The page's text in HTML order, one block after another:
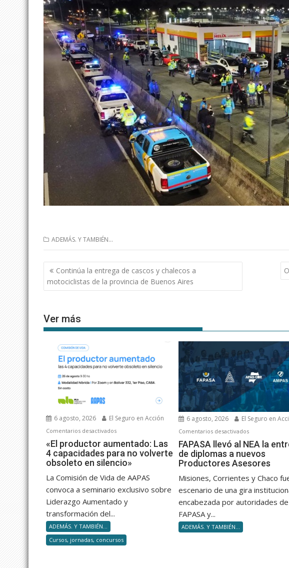
ADEMÁS. Y TAMBIÉN...
Navegación
de
entradas
Continúa la entrega de cascos y chalecos a
motociclistas de la provincia de Buenos Aires
Ver más
6 agosto, 2026 El Seguro en Acción
Comentarios desactivadosen
«El
productor
aumentado:
Las
para
obsoleto
«El productor aumentado: Las
4 capacidades para no volverte
obsoleto en silencio»
La Comisión de Vida de AAPAS
convoca a seminario exclusivo sobre
Liderazgo Aumentado y
transformación del...
ADEMÁS. Y TAMBIÉN...
Cursos, jornadas, concursos
6 agosto, 2026 El Seguro en
Comentarios desactivadosen
FAPASA
llevó
al
NEA
FAPASA llevó al NEA la
de diplomas a nuevos
Productores Asesores
Misiones, Corrientes y Chaco
escenario de una gira
encabezada por autoridades de
FAPASA y...
ADEMÁS. Y TAMBIÉN...